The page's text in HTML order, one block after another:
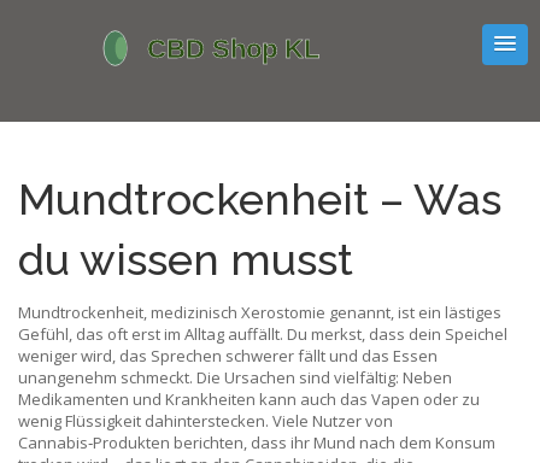
Mundtrockenheit – Was
du wissen musst
Mundtrockenheit, medizinisch Xerostomie genannt, ist ein lästiges
Gefühl, das oft erst im Alltag auffällt. Du merkst, dass dein Speichel
weniger wird, das Sprechen schwerer fällt und das Essen
unangenehm schmeckt. Die Ursachen sind vielfältig: Neben
Medikamenten und Krankheiten kann auch das Vapen oder zu
wenig Flüssigkeit dahinterstecken. Viele Nutzer von
Cannabis‑Produkten berichten, dass ihr Mund nach dem Konsum